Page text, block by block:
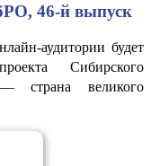
46-й выпуск
аудитории будет
Сибирского
страна великого